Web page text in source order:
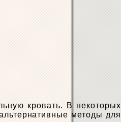
кровать. В некоторых
методы для